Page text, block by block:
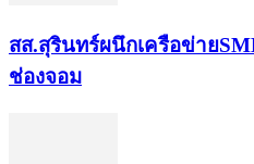
สส.สุรินทร์ผนึกเครือข่าย
ช่องจอม